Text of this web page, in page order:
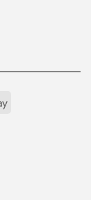
Google